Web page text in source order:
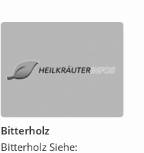
Bitterholz
Bitterholz Siehe: